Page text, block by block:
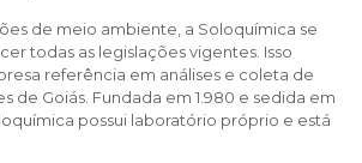
de meio ambiente, a Soloquímica se
todas as legislações vigentes. Isso
referência em análises e coleta de
de Goiás. Fundada em 1.980 e sedida em
possui laboratório próprio e está